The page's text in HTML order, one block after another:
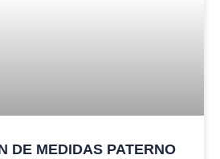
DE MEDIDAS PATERNO